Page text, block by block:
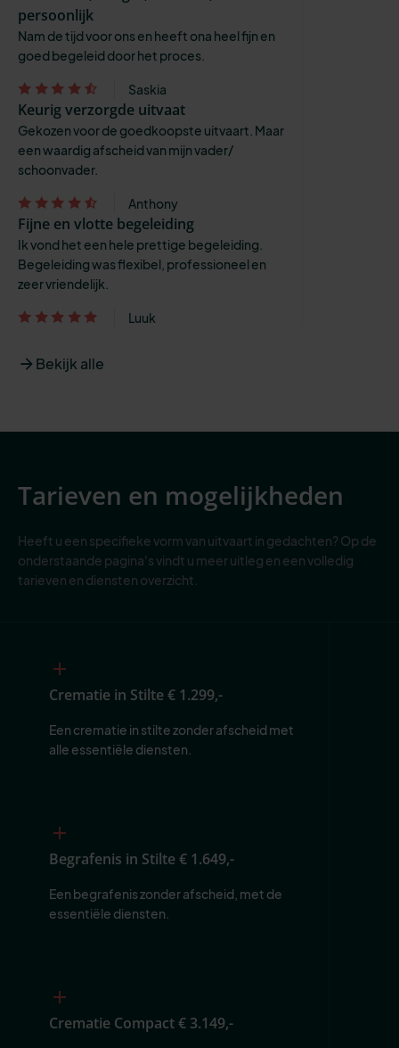
persoonlijk
Nam de tijd voor ons en heeft ona heel fijn en
goed begeleid door het proces.
Saskia
Keurig verzorgde uitvaat
Gekozen voor de goedkoopste uitvaart. Maar
een waardig afscheid van mijn vader/
schoonvader.
Anthony
Fijne en vlotte begeleiding
Ik vond het een hele prettige begeleiding.
Begeleiding was flexibel, professioneel en
zeer vriendelijk.
Luuk
Bekijk alle
Tarieven en mogelijkheden
Heeft u een specifieke vorm van uitvaart in gedachten? Op de
onderstaande pagina's vindt u meer uitleg en een volledig
tarieven en diensten overzicht.
Crematie in Stilte€ 1.299,-
Een crematie in stilte zonder afscheid met
alle essentiële diensten.
Begrafenis in Stilte€ 1.649,-
Een begrafenis zonder afscheid, met de
essentiële diensten.
Crematie Compact€ 3.149,-